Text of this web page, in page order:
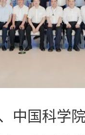
国科学院